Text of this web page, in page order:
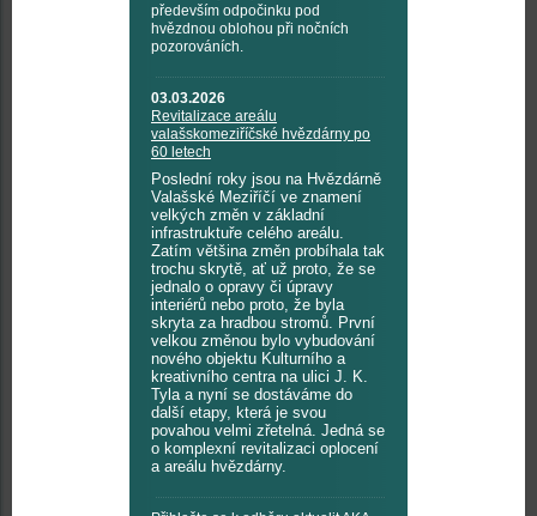
především odpočinku pod
hvězdnou oblohou při nočních
pozorováních.
03.03.2026
Revitalizace areálu
valašskomeziříčské hvězdárny po
60 letech
Poslední roky jsou na Hvězdárně
Valašské Meziříčí ve znamení
velkých změn v základní
infrastruktuře celého areálu.
Zatím většina změn probíhala tak
trochu skrytě, ať už proto, že se
jednalo o opravy či úpravy
interiérů nebo proto, že byla
skryta za hradbou stromů. První
velkou změnou bylo vybudování
nového objektu Kulturního a
kreativního centra na ulici J. K.
Tyla a nyní se dostáváme do
další etapy, která je svou
povahou velmi zřetelná. Jedná se
o komplexní revitalizaci oplocení
a areálu hvězdárny.